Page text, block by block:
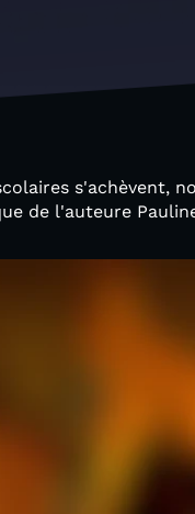
s'achèvent,
de l'auteure